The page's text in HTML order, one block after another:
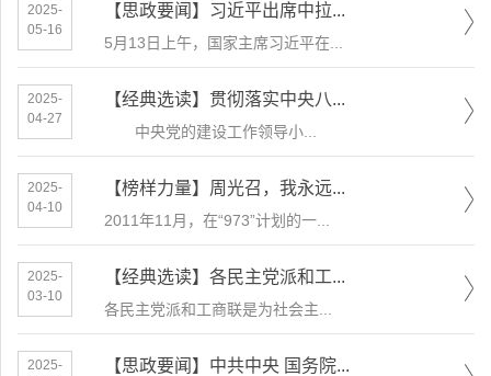
2025-
05-16
【思政要闻】习近平出席中拉...
5月13日上午，国家主席习近平在...
2025-
04-27
【经典选读】贯彻落实中央八...
中央党的建设工作领导小...
2025-
04-10
【榜样力量】周光召，我永远...
2011年11月，在“973”计划的一...
2025-
03-10
【经典选读】各民主党派和工...
各民主党派和工商联是为社会主...
2025-
【思政要闻】中共中央 国务院...